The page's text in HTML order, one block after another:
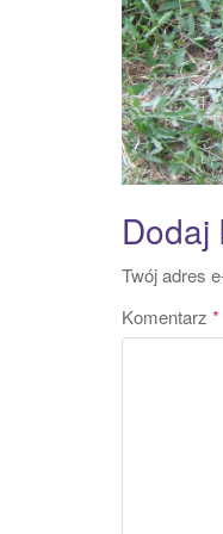
Dodaj
Twój adres
Komentarz *